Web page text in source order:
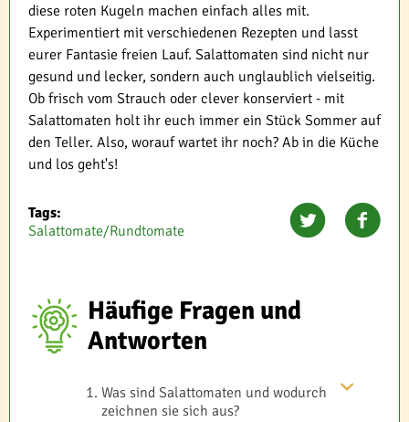
diese roten Kugeln machen einfach alles mit.
Experimentiert mit verschiedenen Rezepten und lasst
eurer Fantasie freien Lauf. Salattomaten sind nicht nur
gesund und lecker, sondern auch unglaublich vielseitig.
Ob frisch vom Strauch oder clever konserviert - mit
Salattomaten holt ihr euch immer ein Stück Sommer auf
den Teller. Also, worauf wartet ihr noch? Ab in die Küche
und los geht's!
Tags:
Salattomate/Rundtomate
Häufige Fragen und
Antworten
Was sind Salattomaten und wodurch
zeichnen sie sich aus?